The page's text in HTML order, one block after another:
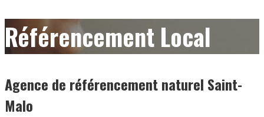
Référencement Local
Agence de référencement naturel Saint-
Malo